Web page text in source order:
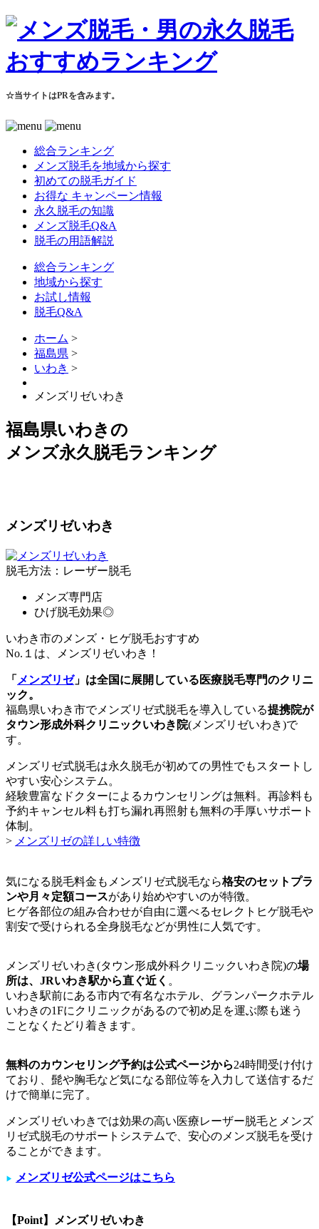
☆当サイトはPRを含みます。
総合ランキング
メンズ脱毛を地域から探す
初めての脱毛ガイド
お得な キャンペーン情報
永久脱毛の知識
メンズ脱毛Q&A
脱毛の用語解説
総合ランキング
地域から探す
お試し情報
脱毛Q&A
ホーム >
福島県 >
いわき >
メンズリゼいわき
福島県いわき の
メンズ永久脱毛ランキング
メンズリゼいわき
脱毛方法：レーザー脱毛
メンズ専門店
ひげ脱毛効果◎
いわき市のメンズ・ヒゲ脱毛おすすめ
No.１は、メンズリゼいわき！
「 メンズリゼ」は全国に展開している医療脱毛専門のクリニ
ック。
福島県いわき市でメンズリゼ式脱毛を導入している提携院が
タウン形成外科クリニックいわき院(メンズリゼいわき)で
す。
メンズリゼ式脱毛は永久脱毛が初めての男性でもスタートし
やすい安心システム。
経験豊富なドクターによるカウンセリングは無料。再診料も
予約キャンセル料も打ち漏れ再照射も無料の手厚いサポート
体制。
> メンズリゼの詳しい特徴
気になる脱毛料金もメンズリゼ式脱毛なら格安のセットプラ
ンや月々定額コースがあり始めやすいのが特徴。
ヒゲ各部位の組み合わせが自由に選べるセレクトヒゲ脱毛や
割安で受けられる全身脱毛などが男性に人気です。
メンズリゼいわき(タウン形成外科クリニックいわき院)の場
所は、JRいわき駅から直ぐ近く 。
いわき駅前にある市内で有名なホテル、グランパークホテル
いわきの1Fにクリニックがあるので初め足を運ぶ際も迷う
ことなくたどり着きます。
無料のカウンセリング予約は公式ページから24時間受け付け
ており、髭や胸毛など気になる部位等を入力して送信するだ
けで簡単に完了。
メンズリゼいわきでは効果の高い医療レーザー脱毛とメンズ
リゼ式脱毛のサポートシステムで、安心のメンズ脱毛を受け
ることができます。
▶︎ メンズリゼ公式ページはこちら
【Point】メンズリゼいわき